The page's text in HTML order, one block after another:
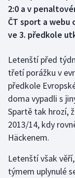
Gymnastika
Jezdectví
Krasobruslení
Lezení
Lyže a snowboard
2:0 a v
ČT sport a webu
ve 3. předkole
Letenští před
třetí porážku v
předkole
doma vypadli s
Spartě tak hrozí,
2013/14, kdy
Häckenem.
Letenští však
týmem uplynulé